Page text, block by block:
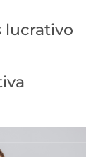
lucrativo